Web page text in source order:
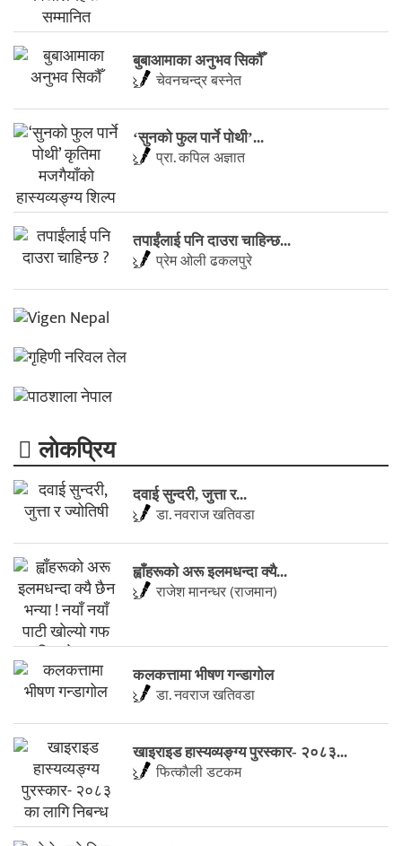
बुबाआमाका अनुभव सिकौँ
चेवनचन्द्र बस्नेत
‘सुनको फुल पार्ने पोथी’...
प्रा. कपिल अज्ञात
तपाईंलाई पनि दाउरा चाहिन्छ...
प्रेम ओली ढकलपुरे
लाेकप्रिय
दवाई सुन्दरी, जुत्ता र...
डा. नवराज खतिवडा
ह्वाँहरूकाे अरू इलमधन्दा क्यै...
राजेश मानन्धर (राजमान)
कलकत्तामा भीषण गन्डागोल
डा. नवराज खतिवडा
खाइराइड हास्यव्यङ्ग्य पुरस्कार- २०८३...
फित्काैली डटकम